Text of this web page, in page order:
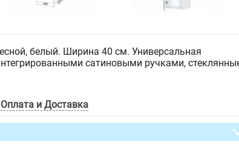
белый. Ширина 40 см. Универсальная
сатиновыми ручками,
Оплата и Доставка